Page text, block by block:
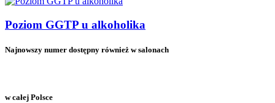
Poziom GGTP u alkoholika
Najnowszy numer dostępny również w salonach
w całej Polsce